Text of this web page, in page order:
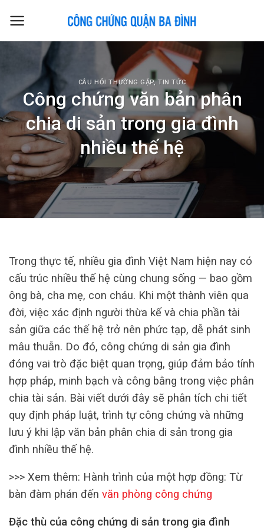
CÂU HỎI THƯỜNG GẶP,TIN TỨC
Công chứng văn bản phân
chia di sản trong gia đình
nhiều thế hệ
Trong thực tế, nhiều gia đình Việt Nam hiện nay có
cấu trúc nhiều thế hệ cùng chung sống — bao gồm
ông bà, cha mẹ, con cháu. Khi một thành viên qua
đời, việc xác định người thừa kế và chia phần tài
sản giữa các thế hệ trở nên phức tạp, dễ phát sinh
mâu thuẫn. Do đó, công chứng di sản gia đình
đóng vai trò đặc biệt quan trọng, giúp đảm bảo tính
hợp pháp, minh bạch và công bằng trong việc phân
chia tài sản. Bài viết dưới đây sẽ phân tích chi tiết
quy định pháp luật, trình tự công chứng và những
lưu ý khi lập văn bản phân chia di sản trong gia
đình nhiều thế hệ.
>>> Xem thêm: Hành trình của một hợp đồng: Từ
bàn đàm phán đến văn phòng công chứng
Đặc thù của công chứng di sản trong gia đình